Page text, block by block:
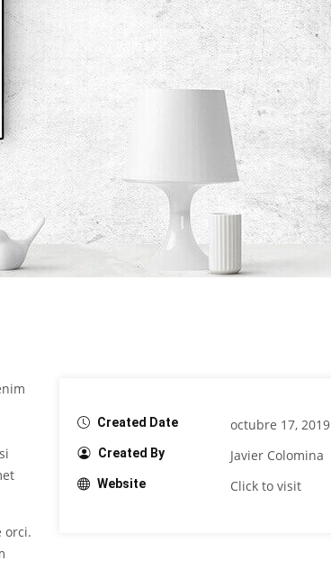
orci.
Created Date octubre 17, 2019
Created By Javier Colomina
Website Click to visit